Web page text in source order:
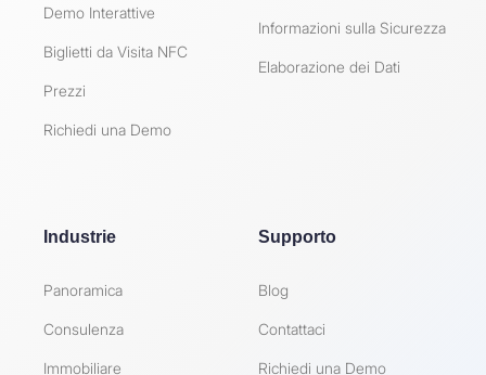
Demo Interattive
Biglietti da Visita NFC
Prezzi
Richiedi una Demo
Informazioni sulla Sicurezza
Elaborazione dei Dati
Industrie
Panoramica
Consulenza
Immobiliare
Supporto
Blog
Contattaci
Richiedi una Demo